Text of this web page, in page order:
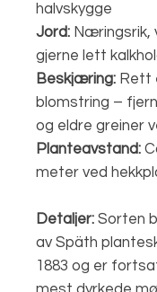
halvskygge
Jord: Næringsrik,
gjerne lett
Beskjæring: Rett
blomstring –
og eldre greiner
Planteavstand:
meter ved
Detaljer: Sorten
av Späth
1883 og er